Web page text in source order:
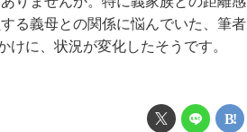
る義母との関係に悩んでいた、筆者
に、状況が変化したそうです。